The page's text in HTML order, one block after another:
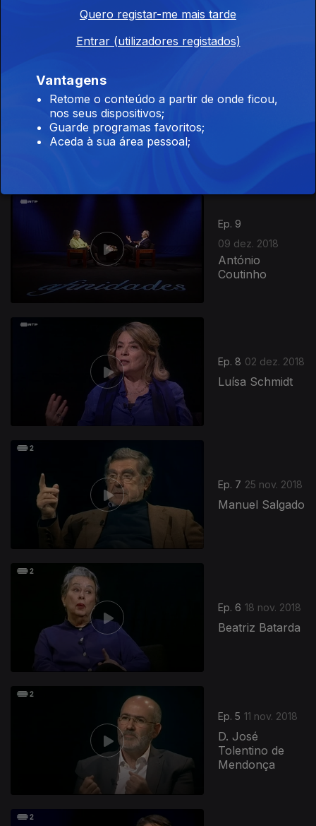
da Costa
Ep. 9
09 dez. 2018
António
Coutinho
Ep. 8 02 dez. 2018
Luísa Schmidt
Ep. 7 25 nov. 2018
Manuel Salgado
Ep. 6 18 nov. 2018
Beatriz Batarda
Ep. 5 11 nov. 2018
D. José
Tolentino de
Mendonça
371677
Quero registar-me mais tarde
Entrar (utilizadores registados)
Vantagens
Retome o conteúdo a partir de onde ficou,
nos seus dispositivos;
Guarde programas favoritos;
Aceda à sua área pessoal;